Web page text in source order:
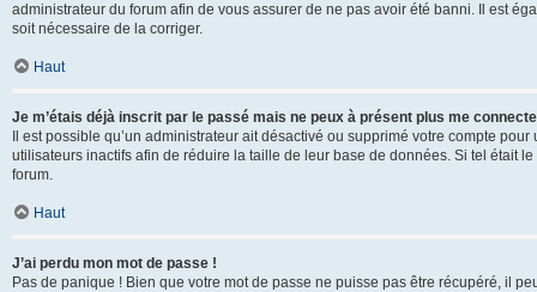
administrateur du forum afin de vous assurer de ne pas avoir été banni. Il est
soit nécessaire de la corriger.
Haut
Je m’étais déjà inscrit par le passé mais ne peux à présent plus me
Il est possible qu’un administrateur ait désactivé ou supprimé votre compte
utilisateurs inactifs afin de réduire la taille de leur base de données. Si tel était
forum.
Haut
J’ai perdu mon mot de passe !
Pas de panique ! Bien que votre mot de passe ne puisse pas être récupéré, il